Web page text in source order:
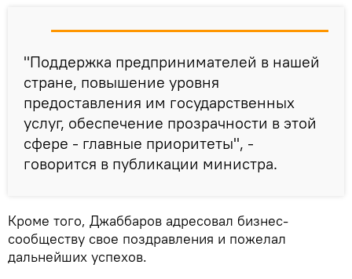
"Поддержка предпринимателей в нашей
стране, повышение уровня
предоставления им государственных
услуг, обеспечение прозрачности в этой
сфере - главные приоритеты", -
говорится в публикации министра.
Кроме того, Джаббаров адресовал бизнес-
сообществу свое поздравления и пожелал
дальнейших успехов.